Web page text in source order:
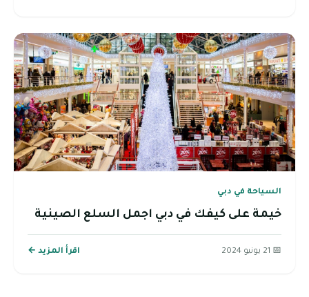
السياحة في دبي
خيمة على كيفك في دبي اجمل السلع الصينية
📅 21 يونيو 2024 اقرأ المزيد ←